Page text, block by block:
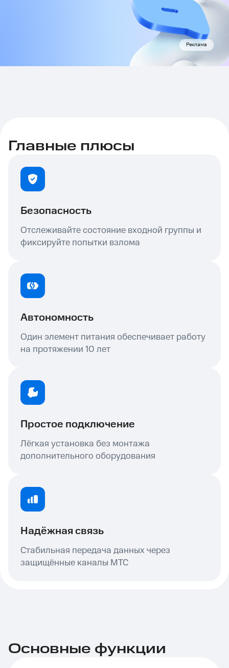
Реклама
Главные плюсы
Безопасность
Отслеживайте состояние входной группы и
фиксируйте попытки взлома
Автономность
Один элемент питания обеспечивает работу
на протяжении 10 лет
Простое подключение
Лёгкая установка без монтажа
дополнительного оборудования
Надёжная связь
Стабильная передача данных через
защищённые каналы МТС
Основные функции